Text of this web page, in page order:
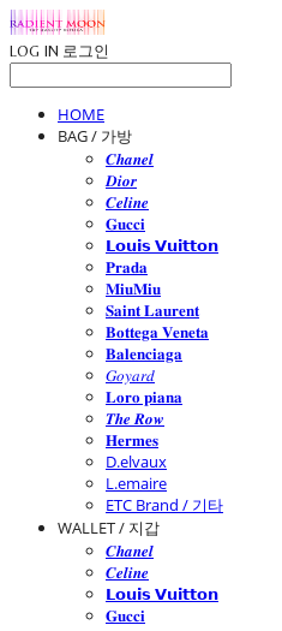
LOG IN 로그인
HOME
BAG / 가방
𝑪𝒉𝒂𝒏𝒆𝒍
𝑫𝒊𝒐𝒓
𝑪𝒆𝒍𝒊𝒏𝒆
𝐆𝐮𝐜𝐜𝐢
𝗟𝗼𝘂𝗶𝘀 𝗩𝘂𝗶𝘁𝘁𝗼𝗻
𝐏𝐫𝐚𝐝𝐚
𝐌𝐢𝐮𝐌𝐢𝐮
𝐒𝐚𝐢𝐧𝐭 𝐋𝐚𝐮𝐫𝐞𝐧𝐭
𝐁𝐨𝐭𝐭𝐞𝐠𝐚 𝐕𝐞𝐧𝐞𝐭𝐚
𝐁𝐚𝐥𝐞𝐧𝐜𝐢𝐚𝐠𝐚
𝐺𝑜𝑦𝑎𝑟𝑑
𝐋𝐨𝐫𝐨 𝐩𝐢𝐚𝐧𝐚
𝑻𝒉𝒆 𝑹𝒐𝒘
𝐇𝐞𝐫𝐦𝐞𝐬
D.elvaux
L.emaire
ETC Brand / 기타
WALLET / 지갑
𝑪𝒉𝒂𝒏𝒆𝒍
𝑪𝒆𝒍𝒊𝒏𝒆
𝗟𝗼𝘂𝗶𝘀 𝗩𝘂𝗶𝘁𝘁𝗼𝗻
𝐆𝐮𝐜𝐜𝐢